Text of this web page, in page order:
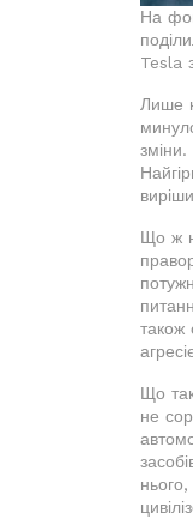
На
Tesla
Лише
Що ж
також
Що
не